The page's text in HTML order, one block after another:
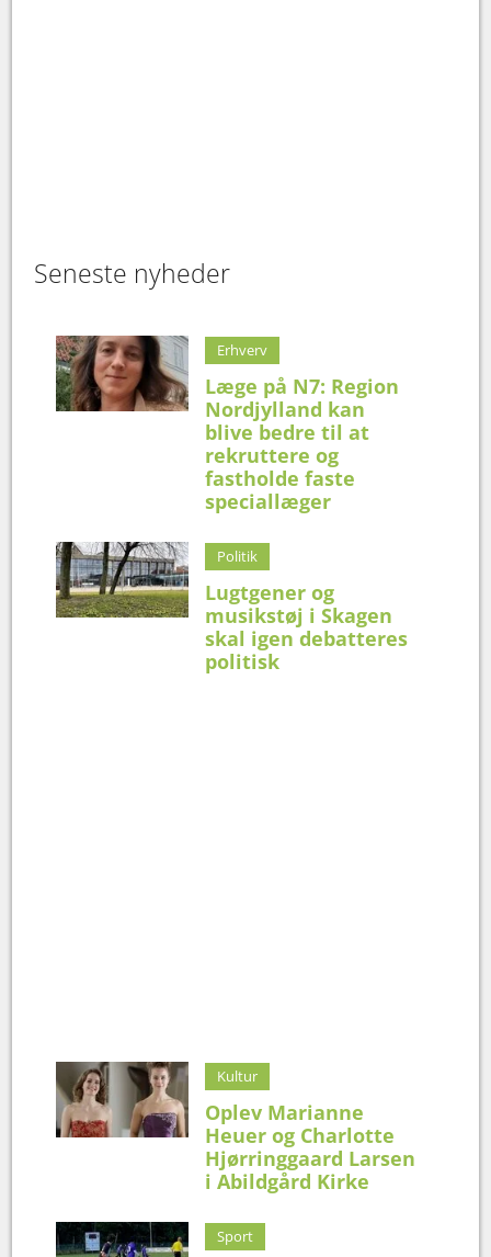
Seneste nyheder
Erhverv
Læge på N7: Region
Nordjylland kan
blive bedre til at
rekruttere og
fastholde faste
speciallæger
Politik
Lugtgener og
musikstøj i Skagen
skal igen debatteres
politisk
Kultur
Oplev Marianne
Heuer og Charlotte
Hjørringgaard Larsen
i Abildgård Kirke
Sport